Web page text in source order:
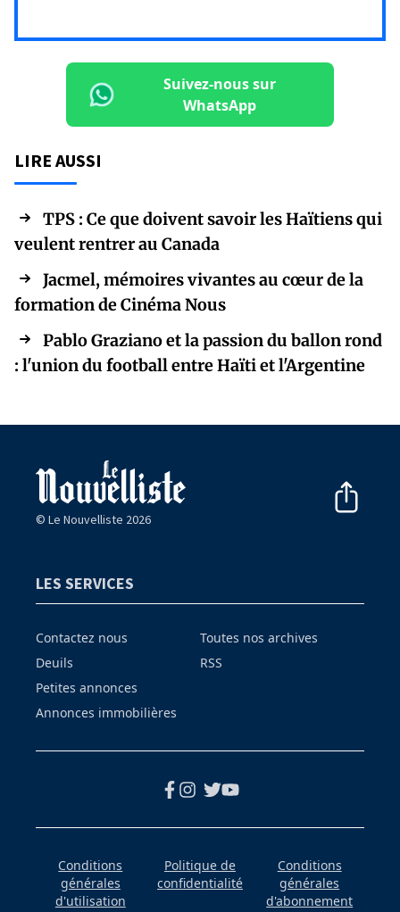
Suivez-nous sur
WhatsApp
LIRE AUSSI
TPS : Ce que doivent savoir les Haïtiens qui
veulent rentrer au Canada
Jacmel, mémoires vivantes au cœur de la
formation de Cinéma Nous
Pablo Graziano et la passion du ballon rond
: l'union du football entre Haïti et l'Argentine
© Le Nouvelliste 2026
LES SERVICES
Contactez nous
Deuils
Petites annonces
Annonces immobilières
Toutes nos archives
RSS
Conditions
générales
d'utilisation
Politique de
confidentialité
Conditions
générales
d'abonnement